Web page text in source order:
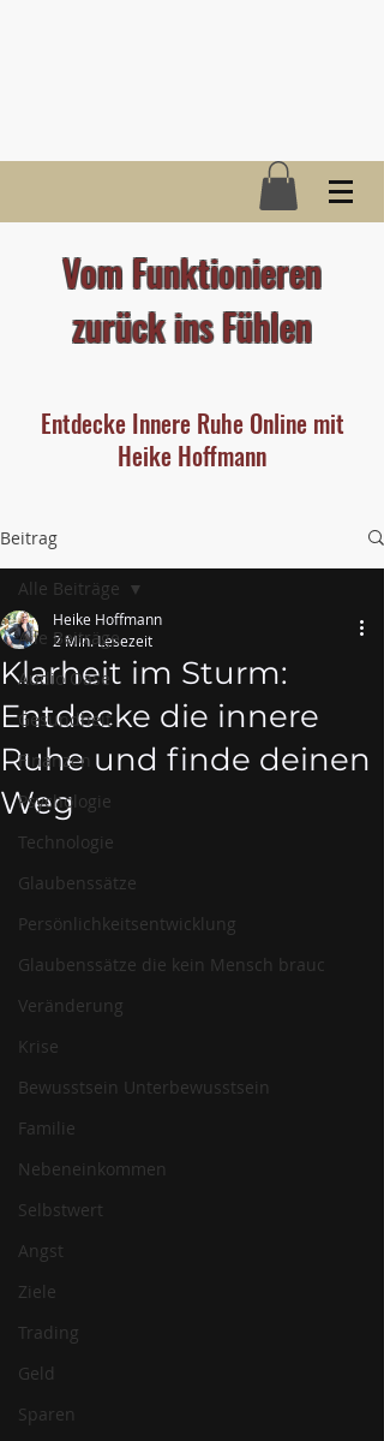
Vom Funktionieren
zurück ins Fühlen
Entdecke Innere Ruhe Online mit
Heike Hoffmann
Beitrag
Alle Beiträge
Audio Oase
Gesundheit
Finanzen
Psychologie
Technologie
Glaubenssätze
Persönlichkeitsentwicklung
Glaubenssätze die kein Mensch brauc
Veränderung
Krise
Bewusstsein Unterbewusstsein
Familie
Nebeneinkommen
Selbstwert
Angst
Ziele
Trading
Geld
Sparen
Alle Beiträge
Klarheit im Sturm:
Entdecke die innere
Ruhe und finde deinen
Weg
Heike Hoffmann
2 Min. Lesezeit